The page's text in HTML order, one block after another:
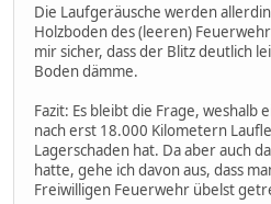
Die Laufgeräusche werden
Holzboden des (leeren)
mir sicher, dass der Blitz deutlich
Boden dämme.
Fazit: Es bleibt die Frage, weshalb
nach erst 18.000 Kilometern
Lagerschaden hat. Da aber auch
hatte, gehe ich davon aus, dass
Freiwilligen Feuerwehr übelst